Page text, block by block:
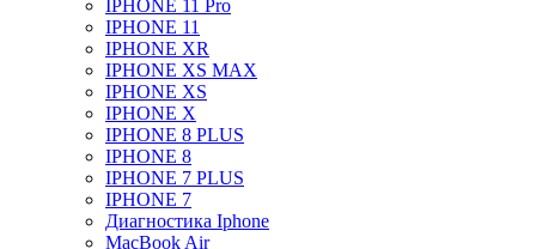
IPHONE 11 Pro
IPHONE 11
IPHONE XR
IPHONE XS MAX
IPHONE XS
IPHONE X
IPHONE 8 PLUS
IPHONE 8
IPHONE 7 PLUS
IPHONE 7
Диагностика Iphone
MacBook Air